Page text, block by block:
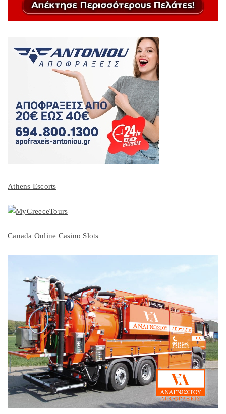
Athens Escorts
Canada Online Casino Slots